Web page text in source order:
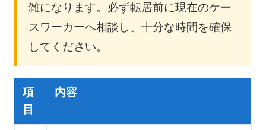
雑になります。必ず転居前に現在のケー
スワーカーへ相談し、十分な時間を確保
してください。
項
目
内容